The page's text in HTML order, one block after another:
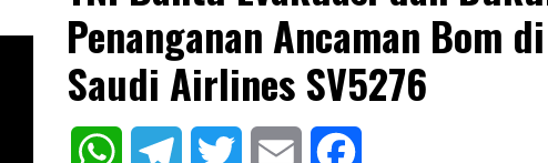
Penanganan Ancaman Bom
Saudi Airlines SV5276
WhatsAppTelegram Twitter Email